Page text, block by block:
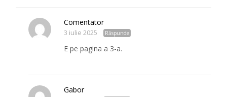
Comentator
3 iulie 2025 Răspunde
E pe pagina a 3-a.
Gabor